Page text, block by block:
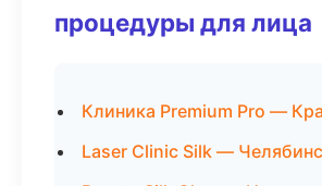
процедуры для лица
Клиника Premium Pro —
Laser Clinic Silk —